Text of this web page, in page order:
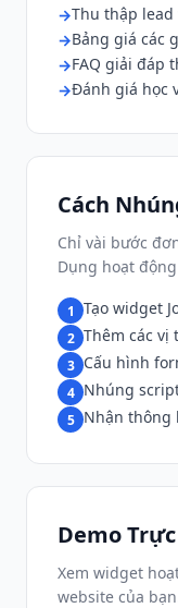
Thu thập
Bảng giá các
FAQ giải đáp
Đánh giá học
Cách
Chỉ vài bước
Dụng hoạt
1 Tạo widget
2 Thêm các
3 Cấu hình
4 Nhúng
5 Nhận thông
Demo
Xem widget
website của